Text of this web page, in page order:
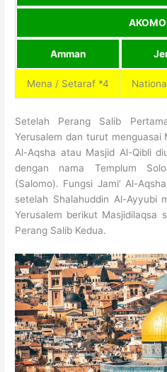
Amman
Mena / Setaraf *4
Setelah Perang Salib
Yerusalem dan turut menguasai
Al-Aqsha atau Masjid Al-Qibli
dengan nama Templum
(Salomo). Fungsi Jami’ Al-
setelah Shalahuddin Al-Ayyubi
Yerusalem berikut Masjidilaqsa
Perang Salib Kedua.